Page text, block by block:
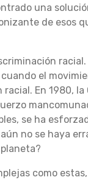
una
de esos
cuando el
En 1980,
se ha
no se haya
como